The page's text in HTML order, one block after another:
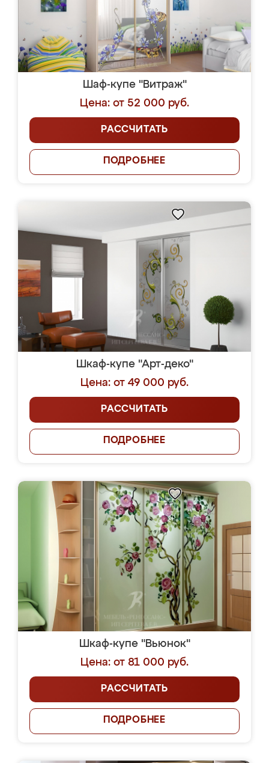
Шаф-купе "Витраж"
Цена: от 52 000 руб.
РАССЧИТАТЬ
ПОДРОБНЕЕ
Шкаф-купе "Арт-деко"
Цена: от 49 000 руб.
РАССЧИТАТЬ
ПОДРОБНЕЕ
Шкаф-купе "Вьюнок"
Цена: от 81 000 руб.
РАССЧИТАТЬ
ПОДРОБНЕЕ